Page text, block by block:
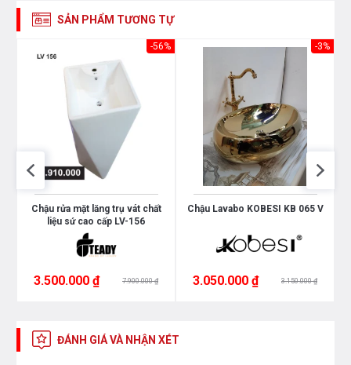
SẢN PHẨM TƯƠNG TỰ
-56%
Chậu rửa mặt lăng trụ vát chất
liệu sứ cao cấp LV-156
3.500.000 ₫ 7.900.000 ₫
-3%
Chậu Lavabo KOBESI KB 065 V
3.050.000 ₫ 3.150.000 ₫
ĐÁNH GIÁ VÀ NHẬN XÉT